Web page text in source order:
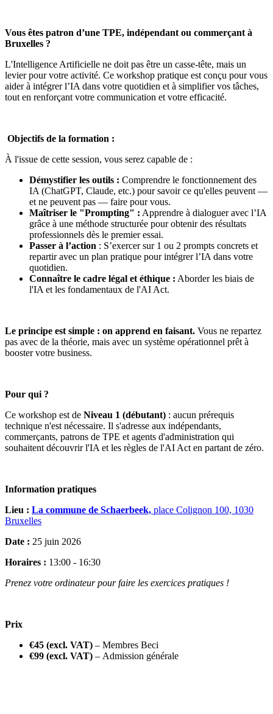
Vous êtes patron d’une TPE, indépendant ou commerçant à
Bruxelles ?
L'Intelligence Artificielle ne doit pas être un casse-tête, mais un
levier pour votre activité. Ce workshop pratique est conçu pour vous
aider à intégrer l’IA dans votre quotidien et à simplifier vos tâches,
tout en renforçant votre communication et votre efficacité.
Objectifs de la formation :
À l'issue de cette session, vous serez capable de :
Démystifier les outils : Comprendre le fonctionnement des
IA (ChatGPT, Claude, etc.) pour savoir ce qu'elles peuvent —
et ne peuvent pas — faire pour vous.
Maîtriser le "Prompting" : Apprendre à dialoguer avec l’IA
grâce à une méthode structurée pour obtenir des résultats
professionnels dès le premier essai.
Passer à l’action : S’exercer sur 1 ou 2 prompts concrets et
repartir avec un plan pratique pour intégrer l’IA dans votre
quotidien.
Connaître le cadre légal et éthique : Aborder les biais de
l'IA et les fondamentaux de l'AI Act.
Le principe est simple : on apprend en faisant. Vous ne repartez
pas avec de la théorie, mais avec un système opérationnel prêt à
booster votre business.
Pour qui ?
Ce workshop est de Niveau 1 (débutant) : aucun prérequis
technique n'est nécessaire. Il s'adresse aux indépendants,
commerçants, patrons de TPE et agents d'administration qui
souhaitent découvrir l'IA et les règles de l'AI Act en partant de zéro.
Information pratiques
Lieu : La commune de Schaerbeek, place Colignon 100, 1030
Bruxelles
Date : 25 juin 2026
Horaires : 13:00 - 16:30
Prenez votre ordinateur pour faire les exercices pratiques !
Prix
€45 (excl. VAT) – Membres Beci
€99 (excl. VAT) – Admission générale